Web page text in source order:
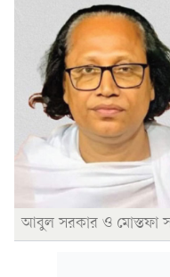
আবুল সরকার ও মোস্তফা